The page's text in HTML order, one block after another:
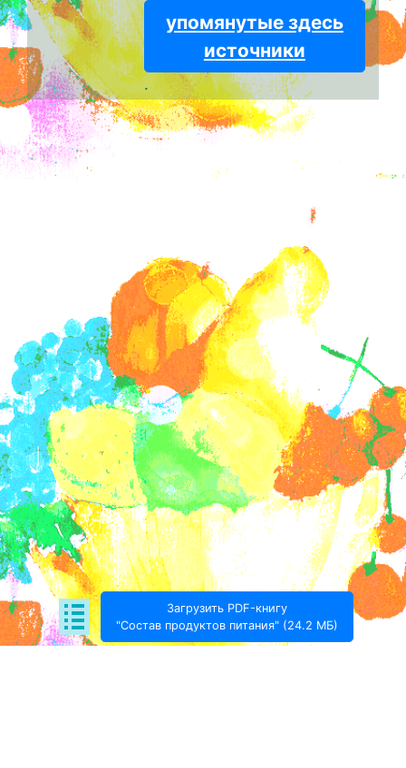
упомянутые здесь
источники
.
Загрузить PDF-книгу
"Состав продуктов питания" (24.2 МБ)